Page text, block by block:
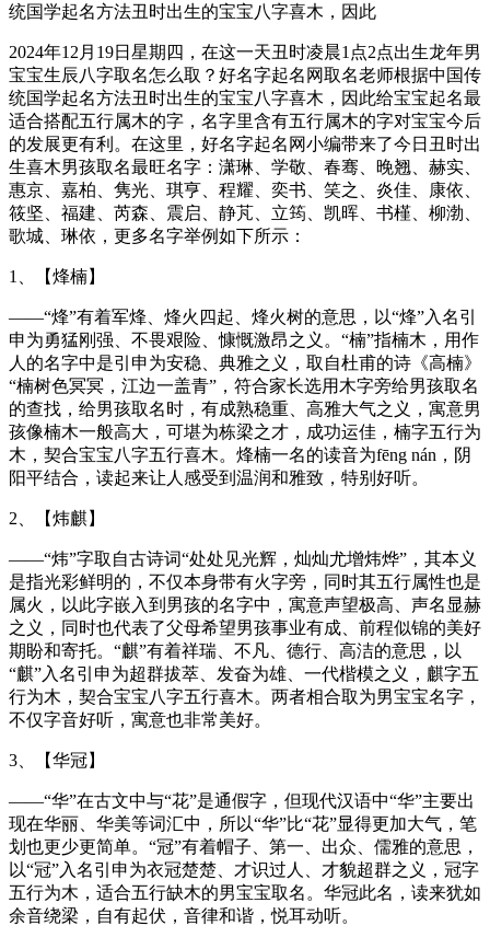
统国学起名方法丑时出生的宝宝八字喜木，因此
2024年12月19日星期四，在这一天丑时凌晨1点2点出生龙年男
宝宝生辰八字取名怎么取？好名字起名网取名老师根据中国传
统国学起名方法丑时出生的宝宝八字喜木，因此给宝宝起名最
适合搭配五行属木的字，名字里含有五行属木的字对宝宝今后
的发展更有利。在这里，好名字起名网小编带来了今日丑时出
生喜木男孩取名最旺名字：潇琳、学敬、春骞、晚翘、赫实、
惠京、嘉柏、隽光、琪亨、程耀、奕书、笑之、炎佳、康依、
筱坚、福建、芮森、震启、静芃、立筠、凯晖、书槿、柳渤、
歌城、琳依，更多名字举例如下所示：
1、【烽楠】
——“烽”有着军烽、烽火四起、烽火树的意思，以“烽”入名引
申为勇猛刚强、不畏艰险、慷慨激昂之义。“楠”指楠木，用作
人的名字中是引申为安稳、典雅之义，取自杜甫的诗《高楠》
“楠树色冥冥，江边一盖青”，符合家长选用木字旁给男孩取名
的查找，给男孩取名时，有成熟稳重、高雅大气之义，寓意男
孩像楠木一般高大，可堪为栋梁之才，成功运佳，楠字五行为
木，契合宝宝八字五行喜木。烽楠一名的读音为fēng nán，阴
阳平结合，读起来让人感受到温润和雅致，特别好听。
2、【炜麒】
——“炜”字取自古诗词“处处见光辉，灿灿尤增炜烨”，其本义
是指光彩鲜明的，不仅本身带有火字旁，同时其五行属性也是
属火，以此字嵌入到男孩的名字中，寓意声望极高、声名显赫
之义，同时也代表了父母希望男孩事业有成、前程似锦的美好
期盼和寄托。“麒”有着祥瑞、不凡、德行、高洁的意思，以
“麒”入名引申为超群拔萃、发奋为雄、一代楷模之义，麒字五
行为木，契合宝宝八字五行喜木。两者相合取为男宝宝名字，
不仅字音好听，寓意也非常美好。
3、【华冠】
——“华”在古文中与“花”是通假字，但现代汉语中“华”主要出
现在华丽、华美等词汇中，所以“华”比“花”显得更加大气，笔
划也更少更简单。“冠”有着帽子、第一、出众、儒雅的意思，
以“冠”入名引申为衣冠楚楚、才识过人、才貌超群之义，冠字
五行为木，适合五行缺木的男宝宝取名。华冠此名，读来犹如
余音绕梁，自有起伏，音律和谐，悦耳动听。